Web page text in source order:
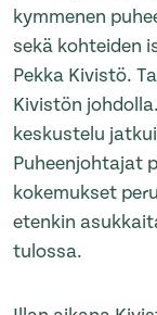
kymmenen
sekä kohteiden
Pekka Kivistö.
Kivistön
keskustelu
Puheenjohtajat
kokemukset
etenkin
tulossa.